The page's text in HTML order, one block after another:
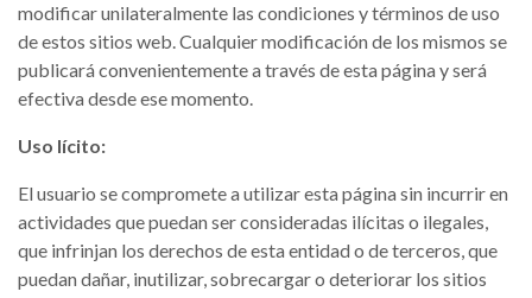
modificar unilateralmente las condiciones y términos de uso
de estos sitios web. Cualquier modificación de los mismos se
publicará convenientemente a través de esta página y será
efectiva desde ese momento.
Uso lícito:
El usuario se compromete a utilizar esta página sin incurrir en
actividades que puedan ser consideradas ilícitas o ilegales,
que infrinjan los derechos de esta entidad o de terceros, que
puedan dañar, inutilizar, sobrecargar o deteriorar los sitios